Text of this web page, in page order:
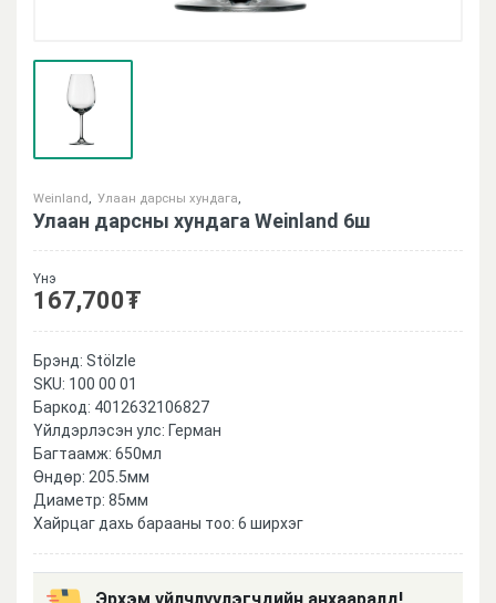
Weinland Улаан дарсны хундага
Улаан дарсны хундага Weinland 6ш
Үнэ
167,700₮
Брэнд: Stölzle
SKU: 100 00 01
Баркод: 4012632106827
Үйлдэрлэсэн улс: Герман
Багтаамж: 650мл
Өндөр: 205.5мм
Диаметр: 85мм
Хайрцаг дахь барааны тоо: 6 ширхэг
Эрхэм үйлчлүүлэгчдийн анхааралд!